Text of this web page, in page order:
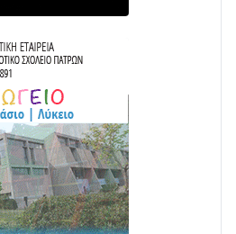
στο Λυγιά Ναυπάκτου
η Παράκαμψη του Κέντρου
Βόνιτσα – Άγιος Νικόλαος